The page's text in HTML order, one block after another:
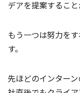
デアを提案すること
もう一つは努力を
す。
先ほどのインター